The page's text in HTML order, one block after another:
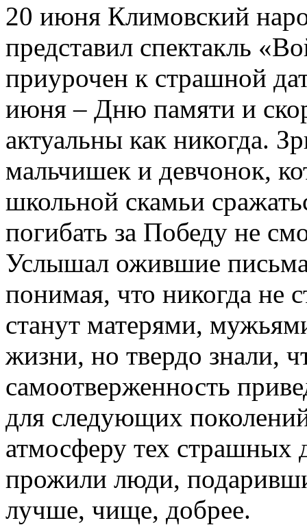
20 июня Климовский
представил спектакль
приурочен к страшной
июня – Дню памяти и
актуальны как никогда.
мальчишек и девчонок,
школьной скамьи
погибать за Победу не
Услышал ожившие
понимая, что никогда не
станут матерями,
жизни, но твердо знали,
самоотверженность
для следующих
атмосферу тех страшных
прожили люди,
лучше, чище, добрее.